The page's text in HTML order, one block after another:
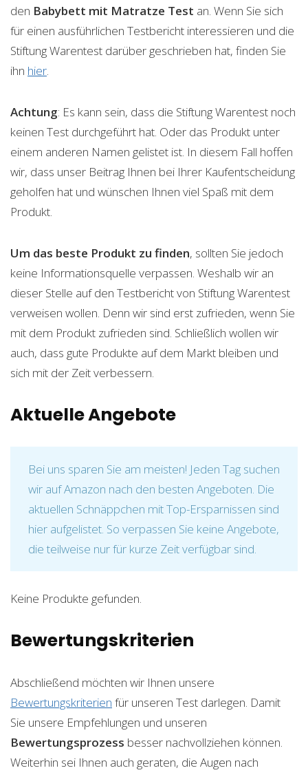
den Babybett mit Matratze Test an. Wenn Sie sich
für einen ausführlichen Testbericht interessieren und die
Stiftung Warentest darüber geschrieben hat, finden Sie
ihn hier.
Achtung: Es kann sein, dass die Stiftung Warentest noch
keinen Test durchgeführt hat. Oder das Produkt unter
einem anderen Namen gelistet ist. In diesem Fall hoffen
wir, dass unser Beitrag Ihnen bei Ihrer Kaufentscheidung
geholfen hat und wünschen Ihnen viel Spaß mit dem
Produkt.
Um das beste Produkt zu finden, sollten Sie jedoch
keine Informationsquelle verpassen. Weshalb wir an
dieser Stelle auf den Testbericht von Stiftung Warentest
verweisen wollen. Denn wir sind erst zufrieden, wenn Sie
mit dem Produkt zufrieden sind. Schließlich wollen wir
auch, dass gute Produkte auf dem Markt bleiben und
sich mit der Zeit verbessern.
Aktuelle Angebote
Bei uns sparen Sie am meisten! Jeden Tag suchen
wir auf Amazon nach den besten Angeboten. Die
aktuellen Schnäppchen mit Top-Ersparnissen sind
hier aufgelistet. So verpassen Sie keine Angebote,
die teilweise nur für kurze Zeit verfügbar sind.
Keine Produkte gefunden.
Bewertungskriterien
Abschließend möchten wir Ihnen unsere
Bewertungskriterien für unseren Test darlegen. Damit
Sie unsere Empfehlungen und unseren
Bewertungsprozess besser nachvollziehen können.
Weiterhin sei Ihnen auch geraten, die Augen nach